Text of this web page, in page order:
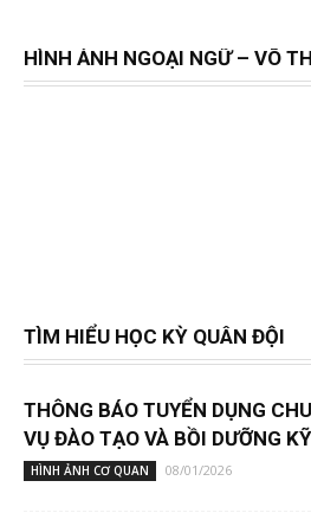
HÌNH ẢNH NGOẠI NGỮ – VÕ
TÌM HIỂU HỌC KỲ QUÂN ĐỘI
THÔNG BÁO TUYỂN DỤNG
VỤ ĐÀO TẠO VÀ BỒI DƯỠNG
HÌNH ẢNH CƠ QUAN 08/01/2026